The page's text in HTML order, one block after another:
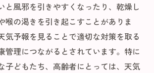
と風邪を引きやすくなったり、乾燥し
喉の渇きを引き起こすことがありま
気予報を見ることで適切な対策を取る
管理につながるとされています。特に
子どもたち、高齢者にとっては、天気